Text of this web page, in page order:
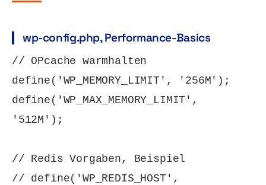
wp-config.php, Performance-Basics
// OPcache warmhalten
define('WP_MEMORY_LIMIT', '256M');
define('WP_MAX_MEMORY_LIMIT',
'512M');
// Redis Vorgaben, Beispiel
// define('WP_REDIS_HOST',